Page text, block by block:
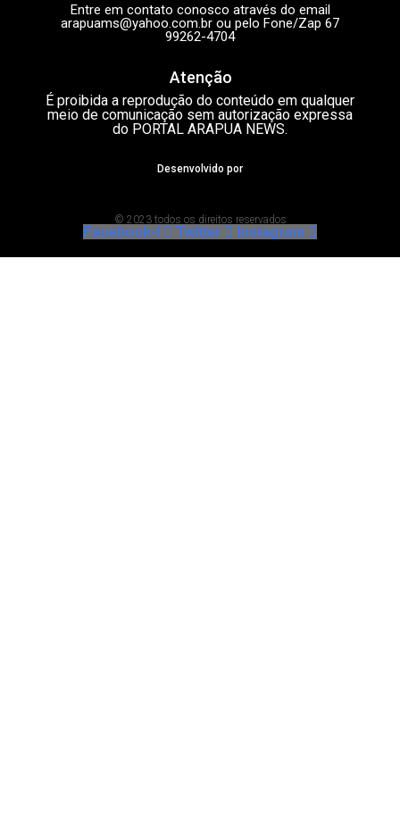
Entre em contato conosco através do email
arapuams@yahoo.com.br ou pelo Fone/Zap 67
99262-4704
Atenção
É proibida a reprodução do conteúdo em qualquer
meio de comunicação sem autorização expressa
do PORTAL ARAPUA NEWS.
Desenvolvido por
© 2023 todos os direitos reservados
Facebook-f Twitter Instagram